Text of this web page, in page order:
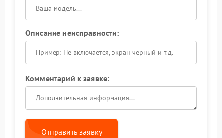
Описание неисправности:
Комментарий к заявке:
Отправить заявку